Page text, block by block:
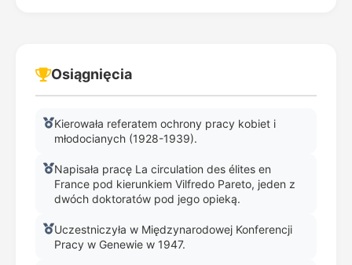
Osiągnięcia
Kierowała referatem ochrony pracy kobiet i
młodocianych (1928-1939).
Napisała pracę La circulation des élites en
France pod kierunkiem Vilfredo Pareto, jeden z
dwóch doktoratów pod jego opieką.
Uczestniczyła w Międzynarodowej Konferencji
Pracy w Genewie w 1947.